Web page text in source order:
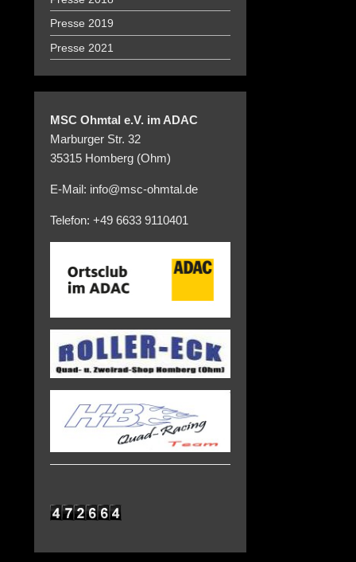
Presse 2019
Presse 2021
MSC Ohmtal e.V. im ADAC
Marburger Str. 32
35315 Homberg (Ohm)
E-Mail: info@msc-ohmtal.de
Telefon: +49 6633 9110401